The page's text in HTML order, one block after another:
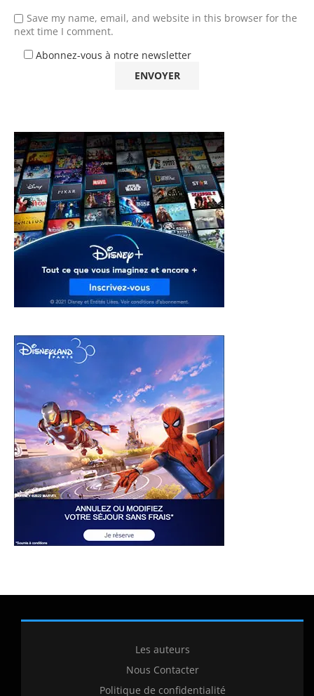
Save my name, email, and website in this browser for the
next time I comment.
Abonnez-vous à notre newsletter
Les auteurs
Nous Contacter
Politique de confidentialité